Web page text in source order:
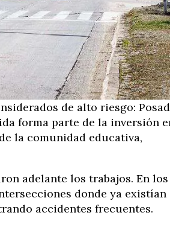
de alto riesgo:
forma parte de la inversión
la comunidad educativa,
adelante los trabajos. En los
donde ya existían
accidentes frecuentes.